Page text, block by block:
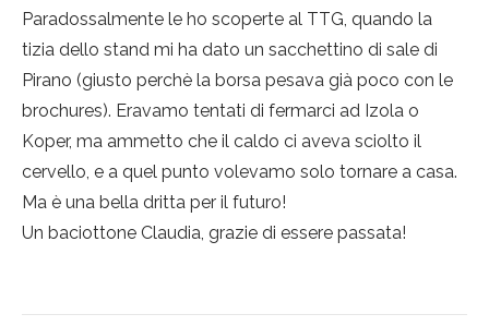
Paradossalmente le ho scoperte al TTG, quando la
tizia dello stand mi ha dato un sacchettino di sale di
Pirano (giusto perchè la borsa pesava già poco con le
brochures). Eravamo tentati di fermarci ad Izola o
Koper, ma ammetto che il caldo ci aveva sciolto il
cervello, e a quel punto volevamo solo tornare a casa.
Ma è una bella dritta per il futuro!
Un baciottone Claudia, grazie di essere passata!